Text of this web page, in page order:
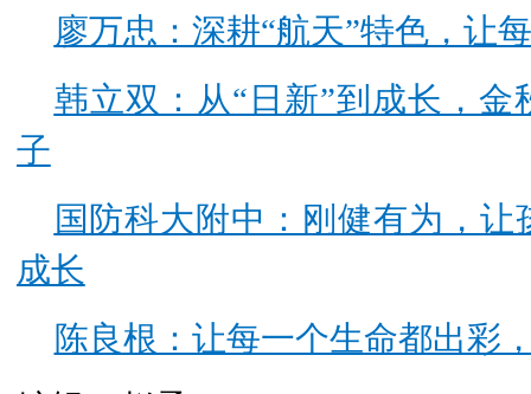
廖万忠：深耕“航天”特色，让
韩立双：从“日新”到成长，
子
国防科大附中：刚健有为，
成长
陈良根：让每一个生命都出彩